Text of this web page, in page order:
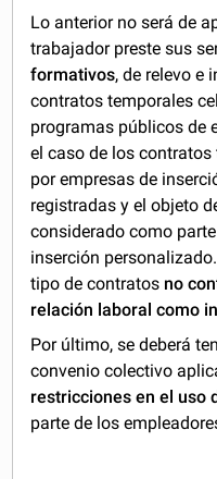
Lo anterior no será de
trabajador preste sus
formativos, de relevo e
contratos temporales
programas públicos de
el caso de los
por empresas de
registradas y el objeto
considerado como
inserción
tipo de contratos no
relación laboral como
Por último, se deberá
convenio colectivo
restricciones en el uso
parte de los